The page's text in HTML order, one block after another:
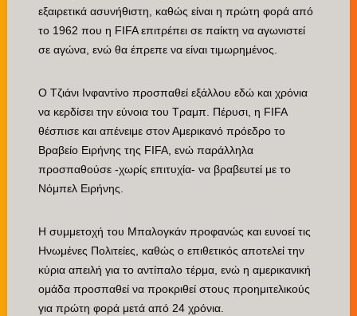
εξαιρετικά ασυνήθιστη, καθώς είναι η πρώτη φορά από
το 1962 που η FIFA επιτρέπει σε παίκτη να αγωνιστεί
σε αγώνα, ενώ θα έπρεπε να είναι τιμωρημένος.
Ο Τζιάνι Ινφαντίνο προσπαθεί εξάλλου εδώ και χρόνια
να κερδίσει την εύνοια του Τραμπ. Πέρυσι, η FIFA
θέσπισε και απένειμε στον Αμερικανό πρόεδρο το
Βραβείο Ειρήνης της FIFA, ενώ παράλληλα
προσπαθούσε -χωρίς επιτυχία- να βραβευτεί με το
Νόμπελ Ειρήνης.
Η συμμετοχή του Μπαλογκάν προφανώς και ευνοεί τις
Ηνωμένες Πολιτείες, καθώς ο επιθετικός αποτελεί την
κύρια απειλή για το αντίπαλο τέρμα, ενώ η αμερικανική
ομάδα προσπαθεί να προκριθεί στους προημιτελικούς
για πρώτη φορά μετά από 24 χρόνια.